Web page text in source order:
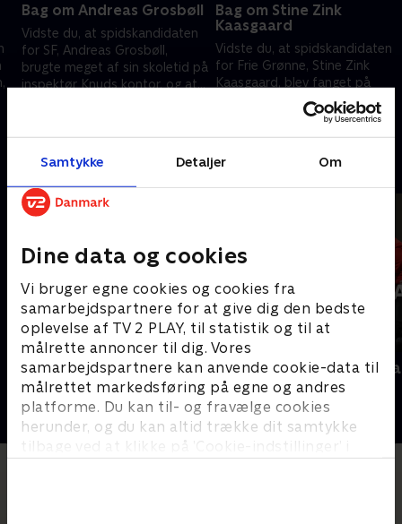
Samtykke Detaljer Om
Dine data og cookies
Vi bruger egne cookies og cookies fra
samarbejdspartnere for at give dig den bedste
oplevelse af TV 2 PLAY, til statistik og til at
målrette annoncer til dig. Vores
samarbejdspartnere kan anvende cookie-data til
målrettet markedsføring på egne og andres
platforme. Du kan til- og fravælge cookies
herunder, og du kan altid trække dit samtykke
tilbage ved at klikke på ’Cookie-indstillinger’ i
Bag om Andreas Grosbøll
Vidste du, at spidskandidaten
for SF, Andreas Grosbøll,
brugte meget af sin skoletid på
inspektør Knuds kontor, og at
Bag om Stine Zink
Kaasgaard
Vidste du, at spidskandidaten
for Frie Grønne, Stine Zink
Kaasgaard, blev fanget på
Bornholm i 2020, og i dag
arbejder som både bartender
17. november 2025 • 29 min
Andre så også
Interview med dronning Margrethe
- 100-året for Genforeningen
2020 • Nyheder • 38 min
Nyheder